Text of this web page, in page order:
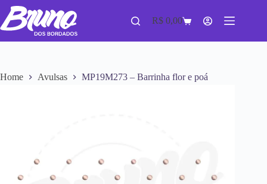
R$ 0,00
Home Avulsas MP19M273 – Barrinha flor e poá